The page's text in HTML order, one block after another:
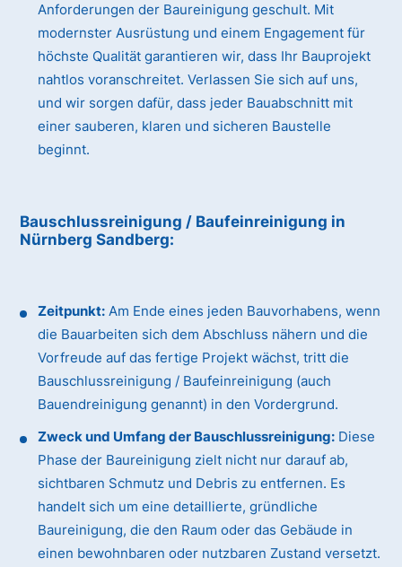
Anforderungen der Baureinigung geschult. Mit
modernster Ausrüstung und einem Engagement für
höchste Qualität garantieren wir, dass Ihr Bauprojekt
nahtlos voranschreitet. Verlassen Sie sich auf uns,
und wir sorgen dafür, dass jeder Bauabschnitt mit
einer sauberen, klaren und sicheren Baustelle
beginnt.
Bauschlussreinigung / Baufeinreinigung in
Nürnberg Sandberg:
Zeitpunkt: Am Ende eines jeden Bauvorhabens, wenn
die Bauarbeiten sich dem Abschluss nähern und die
Vorfreude auf das fertige Projekt wächst, tritt die
Bauschlussreinigung / Baufeinreinigung (auch
Bauendreinigung genannt) in den Vordergrund.
Zweck und Umfang der Bauschlussreinigung: Diese
Phase der Baureinigung zielt nicht nur darauf ab,
sichtbaren Schmutz und Debris zu entfernen. Es
handelt sich um eine detaillierte, gründliche
Baureinigung, die den Raum oder das Gebäude in
einen bewohnbaren oder nutzbaren Zustand versetzt.